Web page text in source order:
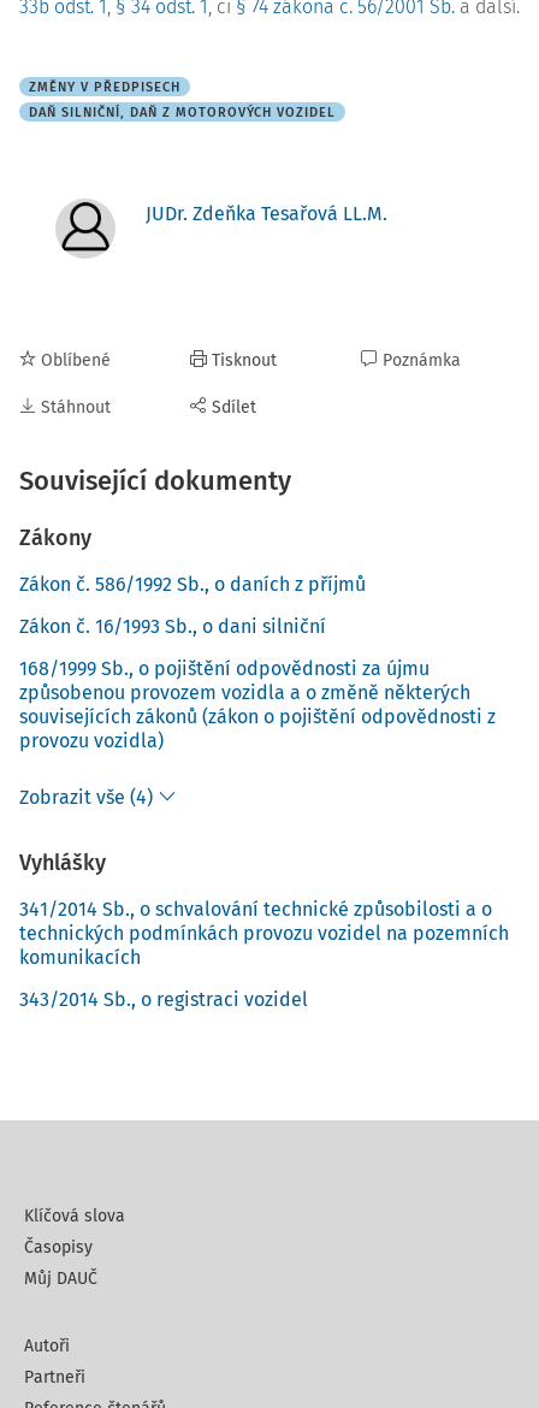
33b odst. 1, § 34 odst. 1, či § 74 zákona č. 56/2001 Sb. a další.
ZMĚNY V PŘEDPISECH
DAŇ SILNIČNÍ, DAŇ Z MOTOROVÝCH VOZIDEL
JUDr. Zdeňka Tesařová LL.M.
Oblíbené
Stáhnout
Tisknout
Sdílet
Poznámka
Související dokumenty
Zákony
Zákon č. 586/1992 Sb., o daních z příjmů
Zákon č. 16/1993 Sb., o dani silniční
168/1999 Sb., o pojištění odpovědnosti za újmu
způsobenou provozem vozidla a o změně některých
souvisejících zákonů (zákon o pojištění odpovědnosti z
provozu vozidla)
Zobrazit vše (4)
Vyhlášky
341/2014 Sb., o schvalování technické způsobilosti a o
technických podmínkách provozu vozidel na pozemních
komunikacích
343/2014 Sb., o registraci vozidel
Klíčová slova
Časopisy
Můj DAUČ
Autoři
Partneři